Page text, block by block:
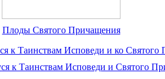
Плоды Святого Причащения
к Таинствам Исповеди и Святого